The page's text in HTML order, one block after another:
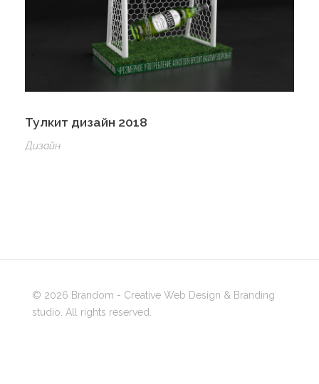
Тулкит дизайн 2018
Дизайн
© 2026 Brandom - Creative Web Design & Branding
studio. All rights reserved.